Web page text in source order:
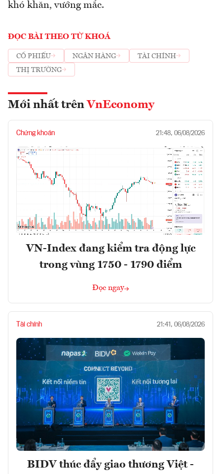
khó khăn, vướng mắc.
ĐỌC BÀI THEO TỪ KHOÁ
CỔ PHIẾU NGÂN HÀNG
TÀI CHÍNH
THỊ TRƯỜNG
Mới nhất trên VnEconomy
Chứng khoán 21:48, 06/08/2026
VN-Index đang kiểm tra động lực
trong vùng 1750 - 1790 điểm
Đọc ngay
Tài chính 21:41, 06/08/2026
BIDV thúc đẩy giao thương Việt -